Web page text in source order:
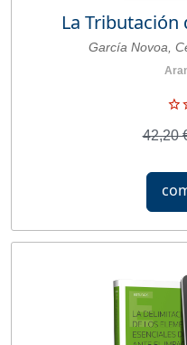
La
García Novoa,
42,20